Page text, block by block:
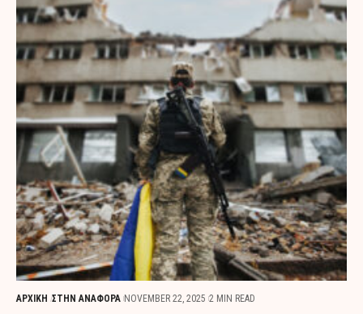
ΑΡΧΙΚΗ ΣΤΗΝ ΑΝΑΦΟΡΑ NOVEMBER 22, 2025 2 MIN READ